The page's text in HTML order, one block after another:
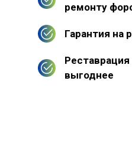
ремонту
Гарантия на
Реставрация
выгоднее